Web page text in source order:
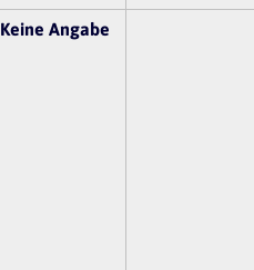
Keine Angabe